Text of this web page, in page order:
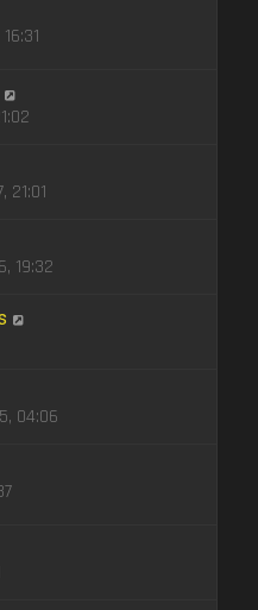
21:01
19:32
04:06